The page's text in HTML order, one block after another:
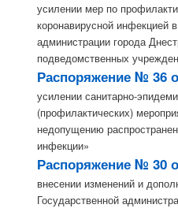
усилении мер по
коронавирусной инфекцией
администрации города
подведомственных
Распоряжение № 36
усилении санитарно-
(профилактических)
недопущению
инфекции»
Распоряжение № 30
внесении изменений и
Государственной